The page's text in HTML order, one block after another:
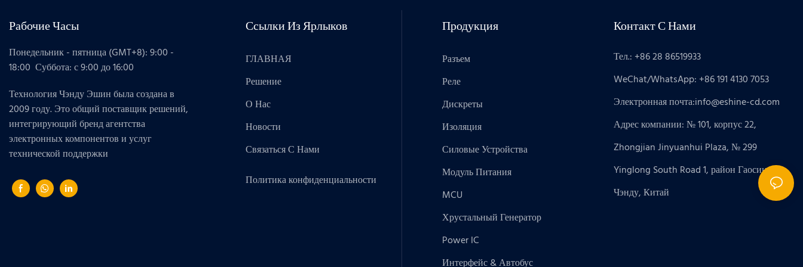
Рабочие Часы
Понедельник - пятница (GMT+8): 9:00 -
18:00 Суббота: с 9:00 до 16:00
Технология Чэнду Эшин была создана в
2009 году. Это общий поставщик решений,
интегрирующий бренд агентства
электронных компонентов и услуг
технической поддержки
Ссылки Из Ярлыков
ГЛАВНАЯ
Решение
О Нас
Новости
Связаться С Нами
Политика конфиденциальности
Продукция
Разъем
Реле
Дискреты
Изоляция
Силовые Устройства
Модуль Питания
MCU
Хрустальный Генератор
Power IC
Интерфейс & Автобус
Контакт С Нами
Тел.: +86 28 86519933
WeChat/WhatsApp: +86 191 4130 7053
Электронная почта:info@eshine-cd.com
Адрес компании: № 101, корпус 22,
Zhongjian Jinyuanhui Plaza, № 299
Yinglong South Road 1, район Гаосинь,
Чэнду, Китай